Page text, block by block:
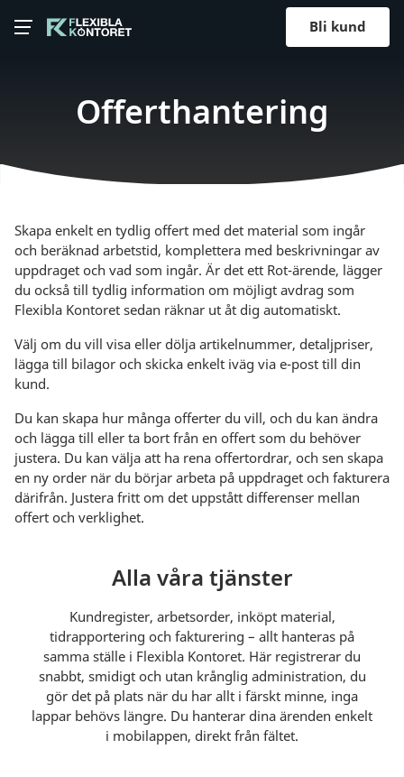
Bli kund
Offerthantering
Skapa enkelt en tydlig offert med det material som ingår
och beräknad arbetstid, komplettera med beskrivningar av
uppdraget och vad som ingår. Är det ett Rot-ärende, lägger
du också till tydlig information om möjligt avdrag som
Flexibla Kontoret sedan räknar ut åt dig automatiskt.
Välj om du vill visa eller dölja artikelnummer, detaljpriser,
lägga till bilagor och skicka enkelt iväg via e-post till din
kund.
Du kan skapa hur många offerter du vill, och du kan ändra
och lägga till eller ta bort från en offert som du behöver
justera. Du kan välja att ha rena offertordrar, och sen skapa
en ny order när du börjar arbeta på uppdraget och fakturera
därifrån. Justera fritt om det uppstått differenser mellan
offert och verklighet.
Alla våra tjänster
Kundregister, arbetsorder, inköpt material,
tidrapportering och fakturering – allt hanteras på
samma ställe i Flexibla Kontoret. Här registrerar du
snabbt, smidigt och utan krånglig administration, du
gör det på plats när du har allt i färskt minne, inga
lappar behövs längre. Du hanterar dina ärenden enkelt
i mobilappen, direkt från fältet.